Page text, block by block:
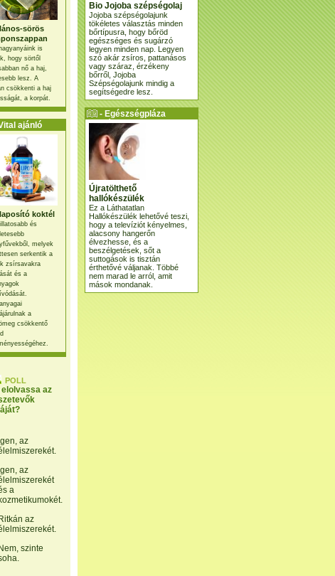
sörös
is
hogy sörtől
nő a haj,
lesz. A
csökkenti a haj
a korpát.
ajánló
koktél
és
melyek
serkentik a
zsírsavakra
és a
a
csökkentő
POLL
elolvassa az
Igen, az
Igen, az
a
kozmetikumokét.
Ritkán az
Nem, szinte
Bio Jojoba szépségolaj
Jojoba szépségolajunk
tökéletes választás minden
bőrtípusra, hogy bőröd
egészséges és sugárzó
legyen minden nap. Legyen
szó akár zsíros, pattanásos
vagy száraz, érzékeny
bőrről, Jojoba
Szépségolajunk mindig a
segítségedre lesz.
- Egészségpláza
ajánlatunk -
Újratölthető
hallókészülék
Ez a Láthatatlan
Hallókészülék lehetővé teszi,
hogy a televíziót kényelmes,
alacsony hangerőn
élvezhesse, és a
beszélgetések, sőt a
suttogások is tisztán
érthetővé váljanak. Többé
nem marad le arról, amit
mások mondanak.